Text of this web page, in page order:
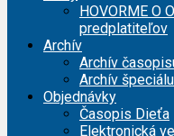
HOVORME O
predplatiteľov
Archív
Archív
Archív
Objednávky
Časopis Dieťa
Elektronická